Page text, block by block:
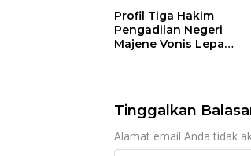
DPRD Sulbar
Profil Tiga Hakim
Pengadilan Negeri
Majene Vonis Lepas
Tinggalkan
Alamat email Anda tidak